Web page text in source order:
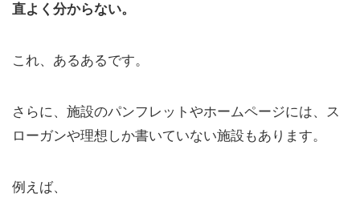
直よく分からない。
これ、あるあるです。
さらに、施設のパンフレットやホームページには、ス
ローガンや理想しか書いていない施設もあります。
例えば、